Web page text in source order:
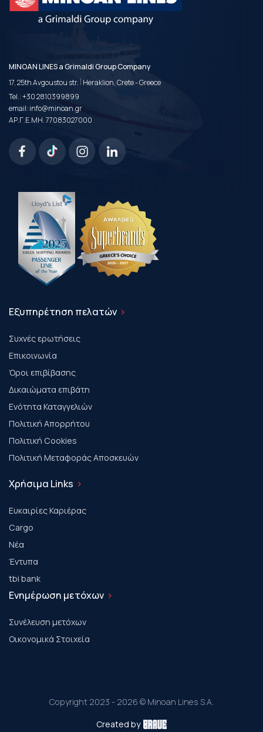
MINOAN LINES a Grimaldi Group Company
17, 25th Avgoustou str. | Heraklion, Crete - Greece
Tel.:+30 2810399899
email:info@minoan.gr
ΑΡ.Γ.Ε.ΜΗ. 77083027000
Εξυπηρέτηση πελατών
Συχνές ερωτήσεις
Επικοινωνία
Όροι επιβίβασης
Δικαιώματα επιβάτη
Ενότητα Καταγγελιών
Πολιτική Απορρήτου
Πολιτική Cookies
Πολιτική Μεταφοράς Αποσκευών
Χρήσιμα Links
Ευκαιρίες Καριέρας
Cargo
Νέα
Έντυπα
tbi bank
Ενημέρωση μετόχων
Συνέλευση μετόχων
Οικονομικά Στοιχεία
Copyright 2023 - 2026 © Minoan Lines S.A.
Created by